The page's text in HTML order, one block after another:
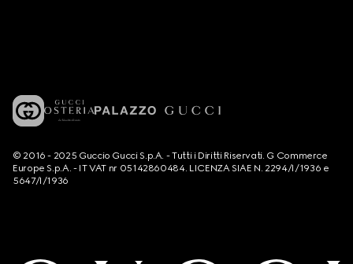
© 2016 - 2025 Guccio Gucci S.p.A. - Tutti i Diritti Riservati. G Commerce
Europe S.p.A. - IT VAT nr 05142860484. LICENZA SIAE N. 2294/I/1936 e
5647/I/1936